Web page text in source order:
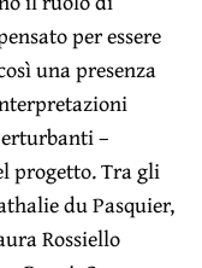
per essere
una presenza
–
progetto. Tra gli
du Pasquier,
Rossiello